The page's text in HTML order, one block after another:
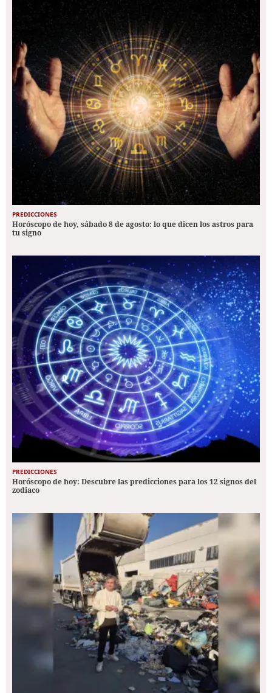
PREDICCIONES
Horóscopo de hoy, sábado 8 de agosto: lo que dicen los astros para
tu signo
PREDICCIONES
Horóscopo de hoy: Descubre las predicciones para los 12 signos del
zodiaco